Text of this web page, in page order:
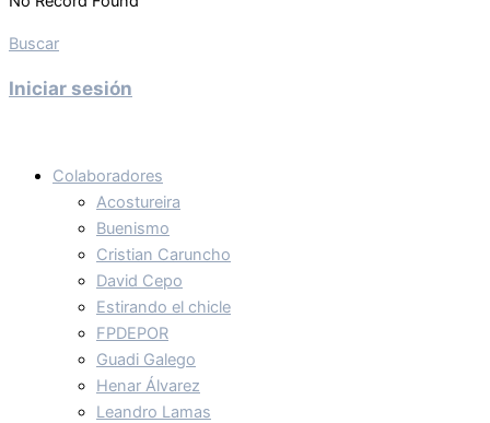
Buscar
Iniciar sesión
Colaboradores
Acostureira
Buenismo
Cristian Caruncho
David Cepo
Estirando el chicle
FPDEPOR
Guadi Galego
Henar Álvarez
Leandro Lamas